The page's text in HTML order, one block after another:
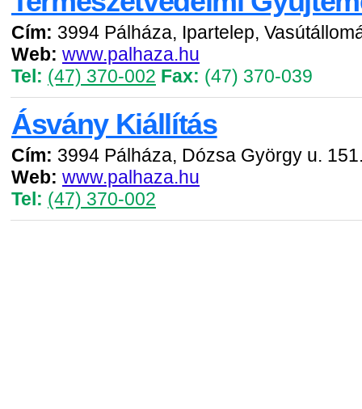
Cím: 3994 Pálháza, Ipartelep,
Web: www.palhaza.hu
Tel: (47) 370-002 Fax: (47) 370-039
Ásvány Kiállítás
Cím: 3994 Pálháza, Dózsa György u.
Web: www.palhaza.hu
Tel: (47) 370-002